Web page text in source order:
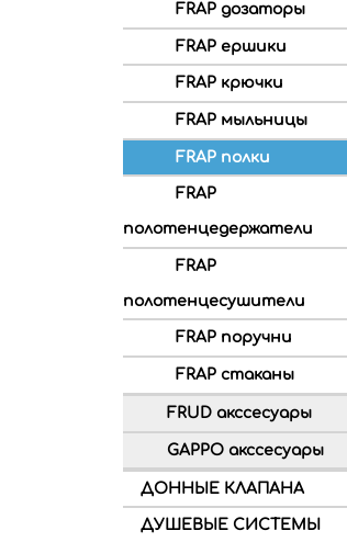
FRAP дозаторы
FRAP ершики
FRAP крючки
FRAP мыльницы
FRAP полки
FRAP
полотенцедержатели
FRAP
полотенцесушители
FRAP поручни
FRAP стаканы
FRUD акссесуары
GAPPO акссесуары
ДОННЫЕ КЛАПАНА
ДУШЕВЫЕ СИСТЕМЫ